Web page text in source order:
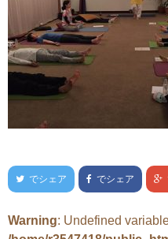
でシェア でシェア
Warning: Undefined